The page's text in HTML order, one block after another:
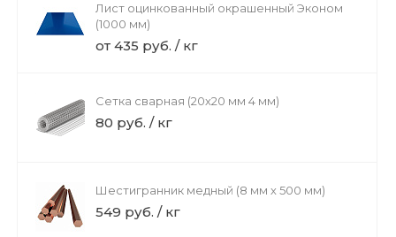
Лист оцинкованный окрашенный Эконом
(1000 мм)
от 435 руб. / кг
Сетка сварная (20х20 мм 4 мм)
80 руб. / кг
Шестигранник медный (8 мм х 500 мм)
549 руб. / кг